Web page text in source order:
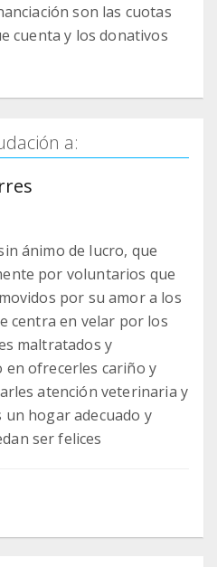
son las cuotas
cuenta y los donativos
a:
ánimo de lucro, que
por voluntarios que
por su amor a los
centra en velar por los
maltratados y
en ofrecerles cariño y
atención veterinaria y
un hogar adecuado y
ser felices